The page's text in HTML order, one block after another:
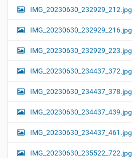
IMG_20230630_232929_212.jpg
IMG_20230630_232929_216.jpg
IMG_20230630_232929_223.jpg
IMG_20230630_234437_372.jpg
IMG_20230630_234437_378.jpg
IMG_20230630_234437_439.jpg
IMG_20230630_234437_461.jpg
IMG_20230630_235522_722.jpg